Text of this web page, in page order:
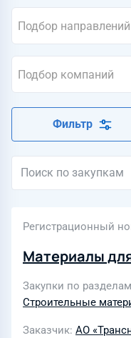
Подбор
Подбор компаний
Фильтр
Регистрационный
Материалы
Закупки по разделам
Строительные
Заказчик АО